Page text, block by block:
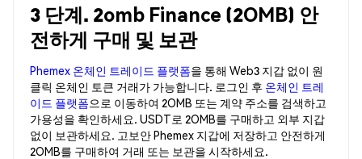
3 단계. 2omb Finance (2OMB) 안
전하게 구매 및 보관
Phemex 온체인 트레이드 플랫폼을 통해 Web3 지갑 없이 원
클릭 온체인 토큰 거래가 가능합니다. 로그인 후 온체인 트레
이드 플랫폼으로 이동하여 2OMB 또는 계약 주소를 검색하고
가용성을 확인하세요. USDT로 2OMB를 구매하고 외부 지갑
없이 보관하세요. 고보안 Phemex 지갑에 저장하고 안전하게
2OMB를 구매하여 거래 또는 보관을 시작하세요.